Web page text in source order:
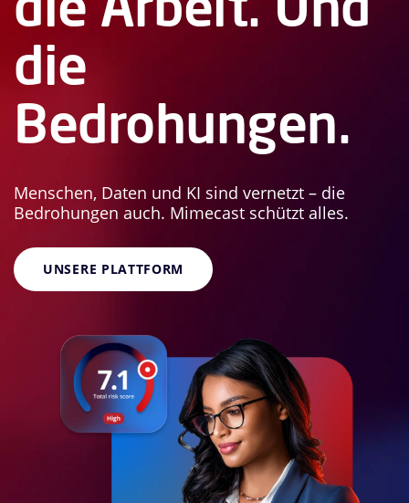
die
Bedrohungen.
Menschen, Daten und KI sind vernetzt – die
Bedrohungen auch. Mimecast schützt alles.
UNSERE PLATTFORM